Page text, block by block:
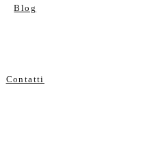
Blog
Contatti